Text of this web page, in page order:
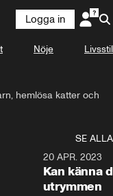
Logga in
Nöje Livsstil
hemlösa katter och
SE ALLA
20 APR. 2023
Kan känna
utrymmen